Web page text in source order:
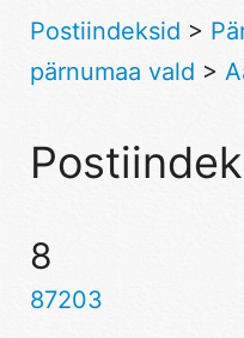
Postiindeksid >
pärnumaa vald >
8
87203